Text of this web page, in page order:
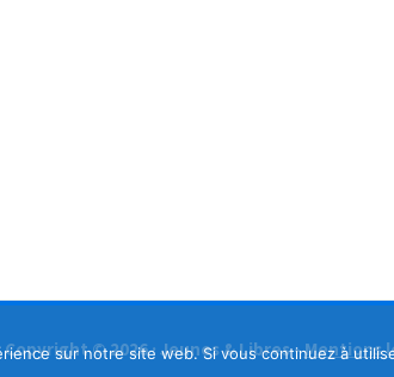
Copyright © 2026 · Jeunes & Libres -Mentions
sur notre site web. Si vous continuez à